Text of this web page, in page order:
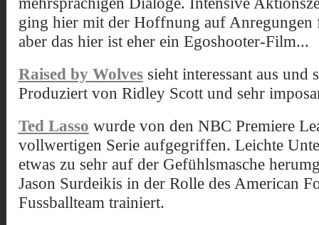
ging hier mit der Hoffnung auf Anregungen
aber das hier ist eher ein Egoshooter-Film...
Raised by Wolves sieht interessant aus und
Produziert von Ridley Scott und sehr
Ted Lasso wurde von den NBC Premiere
vollwertigen Serie aufgegriffen. Leichte
etwas zu sehr auf der Gefühlsmasche
Jason Surdeikis in der Rolle des American
Fussballteam trainiert.